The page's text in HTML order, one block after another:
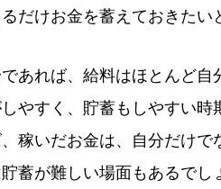
だけお金を蓄えておきたい
あれば、給料はほとんど
やすく、貯蓄もしやすい
稼いだお金は、自分だけ
蓄が難しい場面もあるでし